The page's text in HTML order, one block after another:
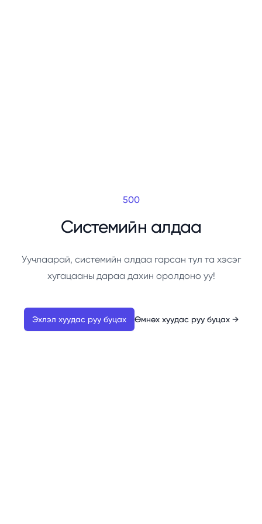
500
Системийн алдаа
Уучлаарай, системийн алдаа гарсан тул та хэсэг
хугацааны дараа дахин оролдоно уу!
Эхлэл хуудас руу буцах Өмнөх хуудас руу буцах →